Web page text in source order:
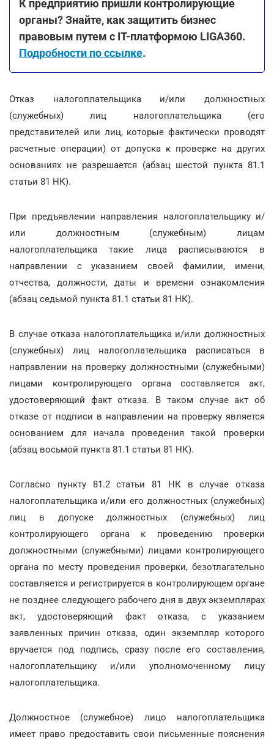
К предприятию пришли контролирующие
органы? Знайте, как защитить бизнес
правовым путем с ІТ-платформою LIGA360.
Подробности по ссылке.
Отказ налогоплательщика и/или должностных
(служебных) лиц налогоплательщика (его
представителей или лиц, которые фактически проводят
расчетные операции) от допуска к проверке на других
основаниях не разрешается (абзац шестой пункта 81.1
статьи 81 НК).
При предъявлении направления налогоплательщику и/
или должностным (служебным) лицам
налогоплательщика такие лица расписываются в
направлении с указанием своей фамилии, имени,
отчества, должности, даты и времени ознакомления
(абзац седьмой пункта 81.1 статьи 81 НК).
В случае отказа налогоплательщика и/или должностных
(служебных) лиц налогоплательщика расписаться в
направлении на проверку должностными (служебными)
лицами контролирующего органа составляется акт,
удостоверяющий факт отказа. В таком случае акт об
отказе от подписи в направлении на проверку является
основанием для начала проведения такой проверки
(абзац восьмой пункта 81.1 статьи 81 НК).
Согласно пункту 81.2 статьи 81 НК в случае отказа
налогоплательщика и/или его должностных (служебных)
лиц в допуске должностных (служебных) лиц
контролирующего органа к проведению проверки
должностными (служебными) лицами контролирующего
органа по месту проведения проверки, безотлагательно
составляется и регистрируется в контролирующем органе
не позднее следующего рабочего дня в двух экземплярах
акт, удостоверяющий факт отказа, с указанием
заявленных причин отказа, один экземпляр которого
вручается под подпись, сразу после его составления,
налогоплательщику и/или уполномоченному лицу
налогоплательщика.
Должностное (служебное) лицо налогоплательщика
имеет право предоставить свои письменные пояснения